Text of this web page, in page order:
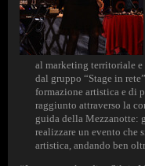
al marketing territoriale e
dal gruppo “Stage in rete”
formazione artistica e di
raggiunto attraverso la
guida della Mezzanotte:
realizzare un evento che
artistica, andando ben